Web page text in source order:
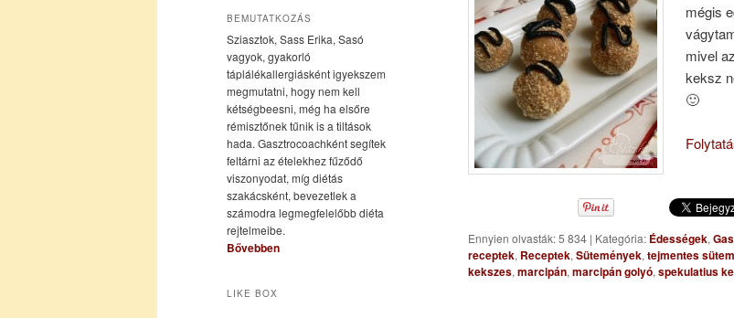
mégis
mivel
keksz
🙂
Ennyien olvasták: 5 834 | Kategória: Édességek,
receptek, Receptek, Sütemények, tejmentes
kekszes, marcipán, marcipán golyó, spekulatius
BEMUTATKOZÁS
Sziasztok, Sass Erika, Sasó
vagyok, gyakorló
táplálékallergiásként igyekszem
megmutatni, hogy nem kell
kétségbeesni, még ha elsőre
rémisztőnek tűnik is a tiltások
hada. Gasztrocoachként segítek
feltárni az ételekhez fűződő
viszonyodat, míg diétás
szakácsként, bevezetlek a
számodra legmegfelelőbb diéta
rejtelmeibe.
Bővebben
LIKE BOX